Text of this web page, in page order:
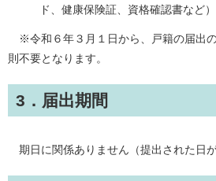
ド、健康保険証、資格確認書など）
※令和６年３月１日から、戸籍の届出
則不要となります。
3．届出期間
期日に関係ありません（提出された日が